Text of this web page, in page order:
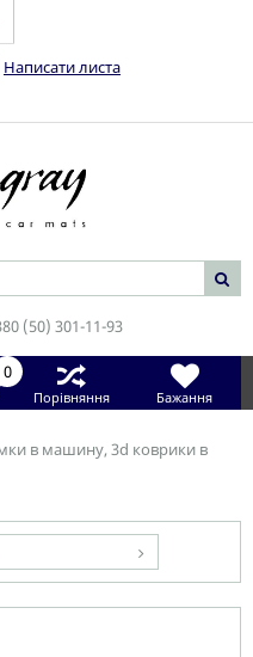
в машину, 3d коврики в
Написати листа
(50) 301-11-93
0
Порівняння Бажання